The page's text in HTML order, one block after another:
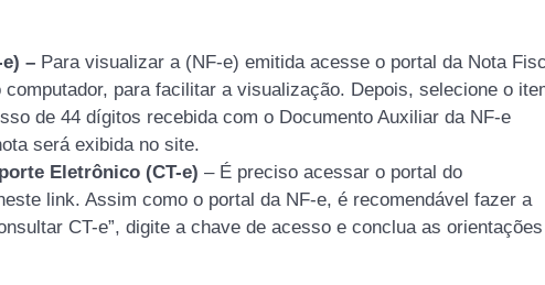
– Para visualizar a (NF-e) emitida acesse o portal da Nota
para facilitar a visualização. Depois, selecione o
de 44 dígitos recebida com o Documento Auxiliar da NF-e
será exibida no site.
Eletrônico (CT-e) – É preciso acessar o portal do
link. Assim como o portal da NF-e, é recomendável fazer a
CT-e”, digite a chave de acesso e conclua as orientações